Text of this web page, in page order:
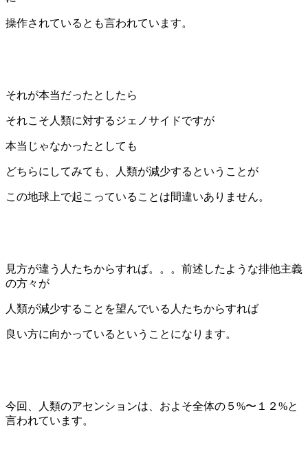
操作されているとも言われています。
それが本当だったとしたら
それこそ人類に対するジェノサイドですが
本当じゃなかったとしても
どちらにしてみても、人類が減少するということが
この地球上で起こっていることは間違いありません。
見方が違う人たちからすれば。。。前述したような排他主義
の方々が
人類が減少することを望んでいる人たちからすれば
良い方に向かっているということになります。
今回、人類のアセンションは、およそ全体の５%〜１２%と
言われています。